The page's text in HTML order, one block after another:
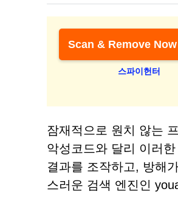
Scan & Remove Now
스파이헌터
잠재적으로 원치 않는
악성코드와 달리 이러
결과를 조작하고, 방해
스러운 검색 엔진인